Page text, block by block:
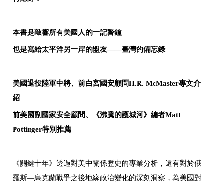
本書是敲響所有美國人的一記警鐘
也是寫給太平洋另一岸的盟友――臺灣的備忘錄
美國退役陸軍中將、前白宮國安顧問H.R. McMaster專文介
紹
前美國副國家安全顧問、《沸騰的護城河》編者Matt
Pottinger特別推薦
《關鍵十年》透過對美中關係歷史的專業分析，還有對於俄
羅斯—烏克蘭戰爭之後地緣政治變化的深刻洞察，為美國對